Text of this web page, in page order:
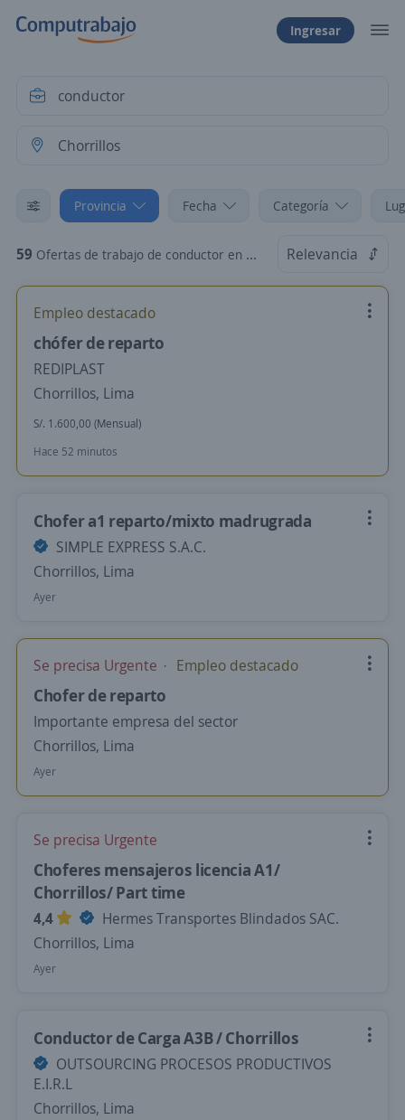
Ingresar
Provincia Fecha Categoría
59 Ofertas de trabajo de conductor en Chorrillos, Lima Relevancia
Empleo destacado
chófer de reparto
REDIPLAST
Chorrillos, Lima
S/. 1.600,00 (Mensual)
Hace 52 minutos
Chofer a1 reparto/mixto madrugrada
SIMPLE EXPRESS S.A.C.
Chorrillos, Lima
Ayer
Se precisa Urgente Empleo destacado
Chofer de reparto
Importante empresa del sector
Chorrillos, Lima
Ayer
Se precisa Urgente
Choferes mensajeros licencia A1/
Chorrillos/ Part time
4,4
Hermes Transportes Blindados SAC.
Chorrillos, Lima
Ayer
Conductor de Carga A3B / Chorrillos
OUTSOURCING PROCESOS PRODUCTIVOS
E.I.R.L
Chorrillos, Lima